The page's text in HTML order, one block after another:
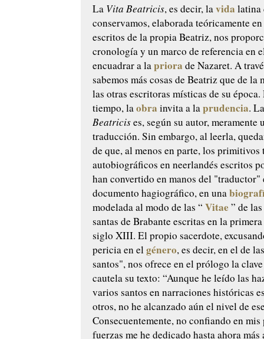
La Vita Beatricis, es decir, lavida latina
conservamos, elaborada teóricamente en
escritos de la propia Beatriz, nos
cronología y un marco de referencia en
encuadrar a lapriora de Nazaret. A
sabemos más cosas de Beatriz que de la
las otras escritoras místicas de su
tiempo, laobra invita a laprudencia.
Beatricises, según su autor, meramente
traducción. Sin embargo, al leerla,
de que, al menos en parte, los primitivos
autobiográficos en neerlandés escritos
han convertido en manos del "traductor"
documento hagiográfico, en una
modelada al modo de las “Vitae ” de
santas de Brabante escritas en la
siglo XIII. El propio sacerdote,
pericia en elgénero, es decir, en el de
santos", nos ofrece en el prólogo la
cautela su texto: “Aunque he leído las
varios santos en narraciones históricas
otros, no he alcanzado aún el nivel de
Consecuentemente, no confiando en
fuerzas me he dedicado hasta ahora más